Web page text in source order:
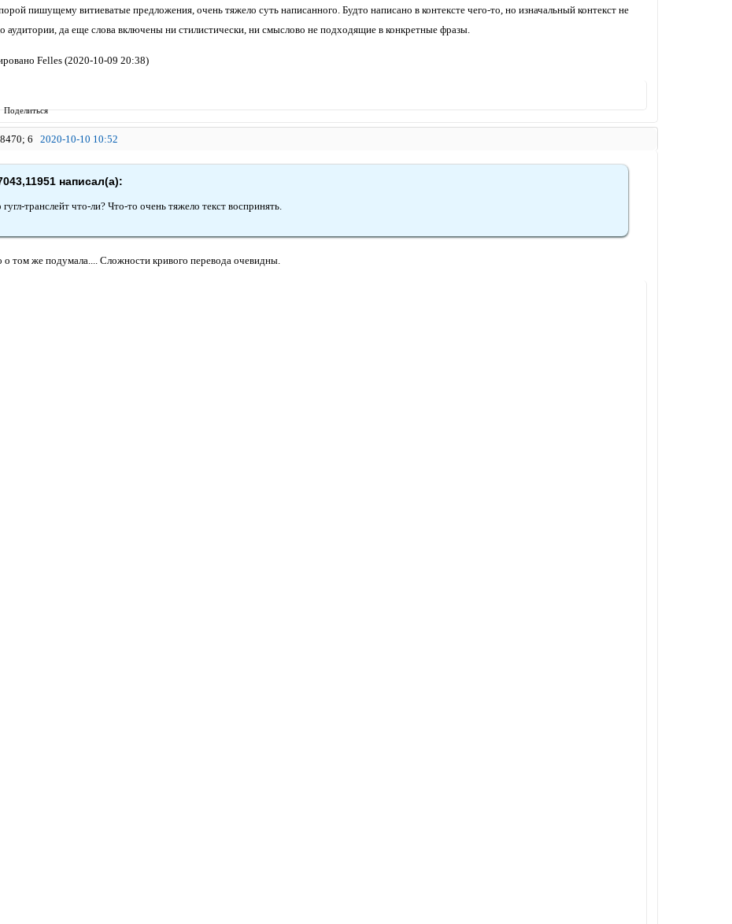
Поделиться
пишущему витиеватые предложения, очень тяжело суть написанного. Будто написано в контексте чего-то, но изначальный контекст не
аудитории, да еще слова включены ни стилистически, ни смыслово не подходящие в конкретные фразы.
Felles (2020-10-09 20:38)
6 2020-10-10 10:52
написал(а):
гугл-транслейт что-ли? Что-то очень тяжело текст воспринять.
о том же подумала.... Сложности кривого перевода очевидны.